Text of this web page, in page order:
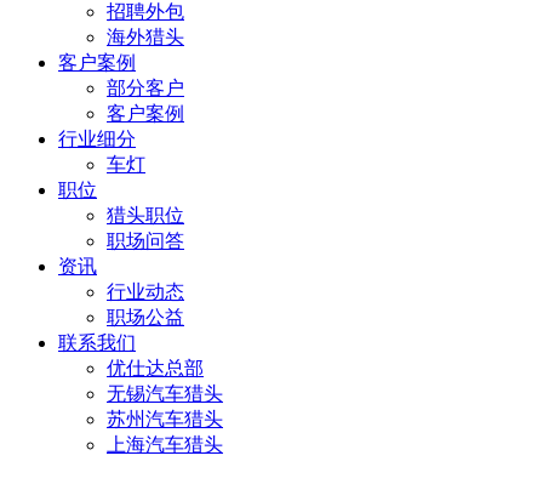
招聘外包
海外猎头
客户案例
部分客户
客户案例
行业细分
车灯
职位
猎头职位
职场问答
资讯
行业动态
职场公益
联系我们
优仕达总部
无锡汽车猎头
苏州汽车猎头
上海汽车猎头